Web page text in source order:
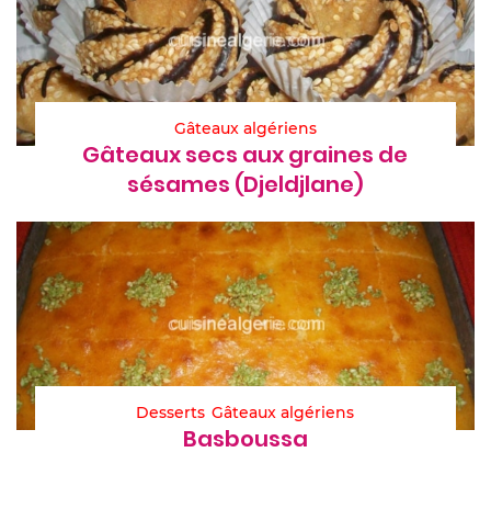
Gâteaux algériens
Gâteaux secs aux graines de
sésames (Djeldjlane)
Desserts Gâteaux algériens
Basboussa